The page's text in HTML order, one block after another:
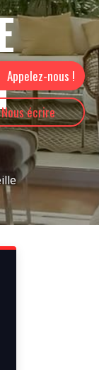
Appelez-nous !
Nous écrire